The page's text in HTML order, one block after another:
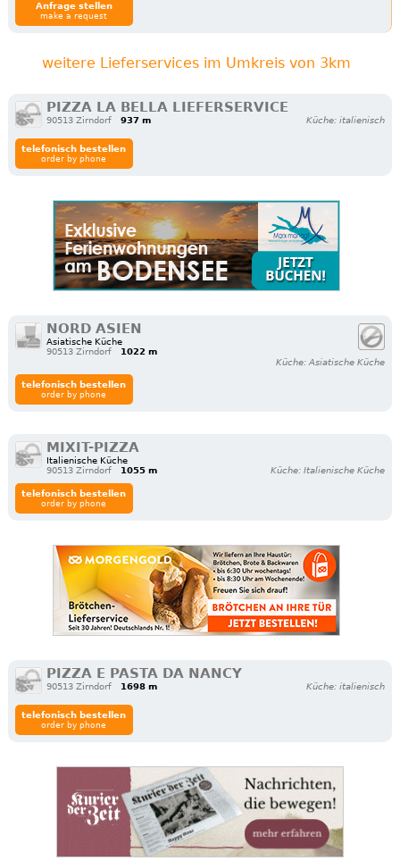
Anfrage stellen
make a request
weitere Lieferservices im Umkreis von 3km
PIZZA LA BELLA LIEFERSERVICE
90513 Zirndorf 937 m Küche: italienisch
telefonisch bestellen
order by phone
NORD ASIEN
Asiatische Küche
90513 Zirndorf
1022 m
Küche: Asiatische Küche
telefonisch bestellen
order by phone
MIXIT-PIZZA
Italienische Küche
90513 Zirndorf
1055 m Küche: Italienische Küche
telefonisch bestellen
order by phone
PIZZA E PASTA DA NANCY
90513 Zirndorf 1698 m Küche: italienisch
telefonisch bestellen
order by phone